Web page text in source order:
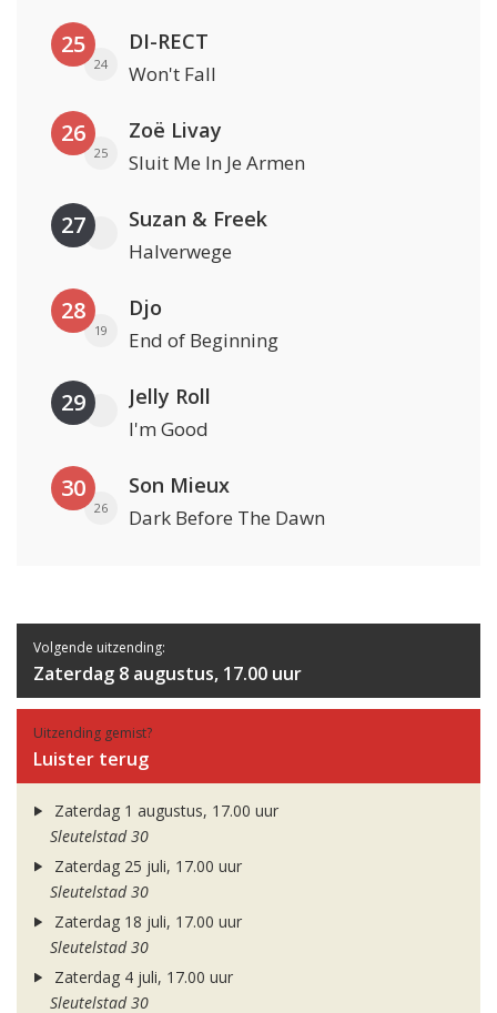
25
24
DI-RECT
Won't Fall
26
25
Zoë Livay
Sluit Me In Je Armen
27 Suzan & Freek
Halverwege
28
19
Djo
End of Beginning
29 Jelly Roll
I'm Good
30
26
Son Mieux
Dark Before The Dawn
Volgende uitzending:
Zaterdag 8 augustus, 17.00 uur
Uitzending gemist?
Luister terug
Zaterdag 1 augustus, 17.00 uur
Sleutelstad 30
Zaterdag 25 juli, 17.00 uur
Sleutelstad 30
Zaterdag 18 juli, 17.00 uur
Sleutelstad 30
Zaterdag 4 juli, 17.00 uur
Sleutelstad 30